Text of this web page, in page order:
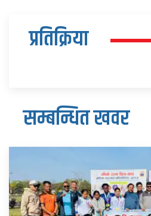
प्रतिक्रिया
सम्बन्धित खवर